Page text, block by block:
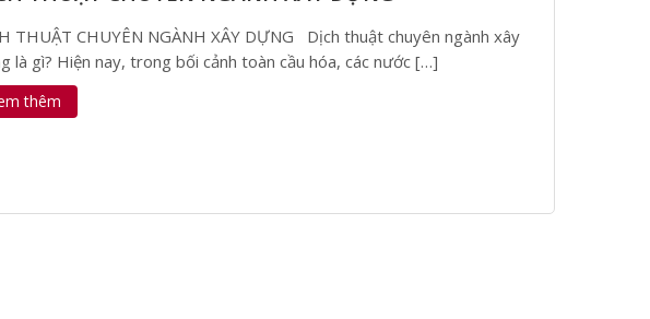
THUẬT CHUYÊN NGÀNH XÂY DỰNG Dịch thuật chuyên ngành xây
là gì? Hiện nay, trong bối cảnh toàn cầu hóa, các nước […]
thêm